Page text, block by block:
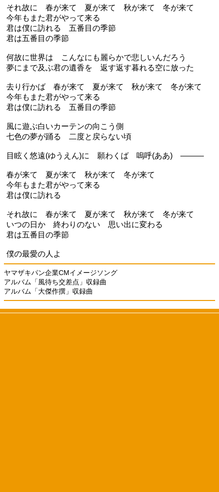
それ故に 春が来て 夏が来て 秋が来て 冬が来て
今年もまた君がやって来る
君は僕に訪れる 五番目の季節
君は五番目の季節
何故に世界は こんなにも麗らかで悲しいんだろう
夢にまで及ぶ君の遺香を 返す返す暮れる空に放った
去り行かば 春が来て 夏が来て 秋が来て 冬が来て
今年もまた君がやって来る
君は僕に訪れる 五番目の季節
風に遊ぶ白いカーテンの向こう側
七色の夢が踊る 二度と戻らない頃
目眩く悠遠(ゆうえん)に 願わくば 嗚呼(ああ) ―――
春が来て 夏が来て 秋が来て 冬が来て
今年もまた君がやって来る
君は僕に訪れる
それ故に 春が来て 夏が来て 秋が来て 冬が来て
いつの日か 終わりのない 思い出に変わる
君は五番目の季節
僕の最愛の人よ
ヤマザキパン企業CMイメージソング
アルバム「風待ち交差点」収録曲
アルバム「大傑作撰」収録曲